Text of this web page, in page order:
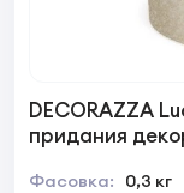
DECORAZZA
придания
Фасовка: 0,3 кг